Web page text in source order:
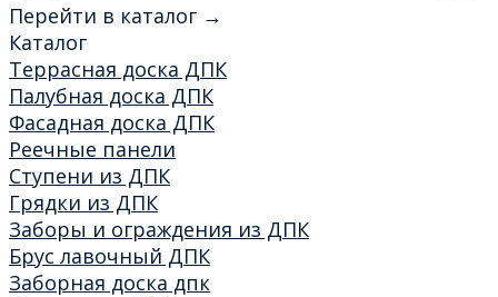
Перейти в каталог →
Каталог
Террасная доска ДПК
Палубная доска ДПК
Фасадная доска ДПК
Реечные панели
Ступени из ДПК
Грядки из ДПК
Заборы и ограждения из ДПК
Брус лавочный ДПК
Заборная доска дпк